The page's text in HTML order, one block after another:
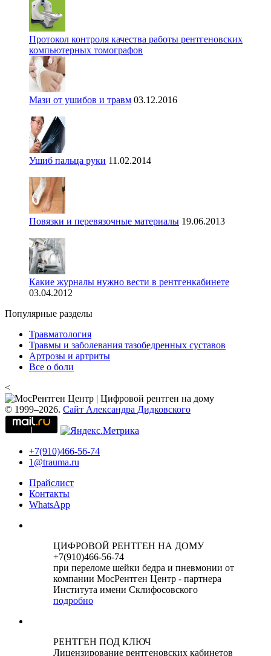
Протокол контроля качества работы рентгеновских
компьютерных томографов
Мази от ушибов и травм 03.12.2016
Ушиб пальца руки 11.02.2014
Повязки и перевязочные материалы 19.06.2013
Какие журналы нужно вести в рентгенкабинете
03.04.2012
Популярные разделы
Травматология
Травмы и заболевания тазобедренных суставов
Артрозы и артриты
Все о боли
<
© 1999–2026. Сайт Александра Дидковского
+7(910)466-56-74
1@trauma.ru
Прайслист
Контакты
WhatsApp
ЦИФРОВОЙ РЕНТГЕН НА ДОМУ
+7(910)466-56-74
при переломе шейки бедра и пневмонии от
компании МосРентген Центр - партнера
Института имени Склифосовского
подробно
РЕНТГЕН ПОД КЛЮЧ
Лицензирование рентгеновских кабинетов